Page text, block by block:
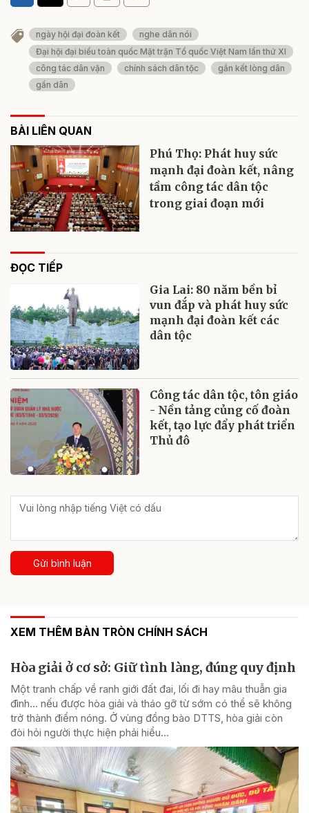
ngày hội đại đoàn kết
nghe dân nói
Đại hội đại biểu toàn quốc Mặt trận Tổ quốc Việt Nam lần thứ XI
công tác dân vận
chính sách dân tộc
gắn kết lòng dân
gần dân
BÀI LIÊN QUAN
Phú Thọ: Phát huy sức
mạnh đại đoàn kết, nâng
tầm công tác dân tộc
trong giai đoạn mới
ĐỌC TIẾP
Gia Lai: 80 năm bền bỉ
vun đắp và phát huy sức
mạnh đại đoàn kết các
dân tộc
Công tác dân tộc, tôn giáo
- Nền tảng củng cố đoàn
kết, tạo lực đẩy phát triển
Thủ đô
Gửi bình luận
XEM THÊM BÀN TRÒN CHÍNH SÁCH
Hòa giải ở cơ sở: Giữ tình làng, đúng quy định
Một tranh chấp về ranh giới đất đai, lối đi hay mâu thuẫn gia
đình... nếu được hòa giải và tháo gỡ từ sớm có thể sẽ không
trở thành điểm nóng. Ở vùng đồng bào DTTS, hòa giải còn
đòi hỏi người thực hiện phải hiểu...